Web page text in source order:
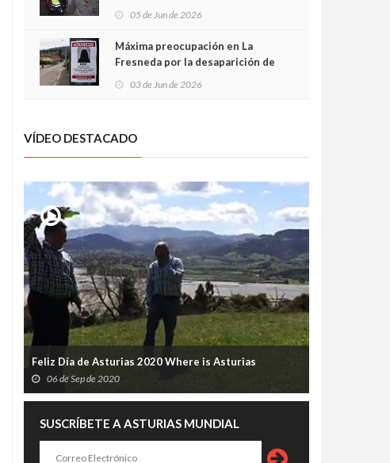
05 de Jun de 2026
Máxima preocupación en La
Fresneda por la desaparición de
03 de Jun de 2026
VÍDEO DESTACADO
Feliz Día de Asturias 2020 Where is Asturias
06 de Sep de 2020
SUSCRÍBETE A ASTURIAS MUNDIAL